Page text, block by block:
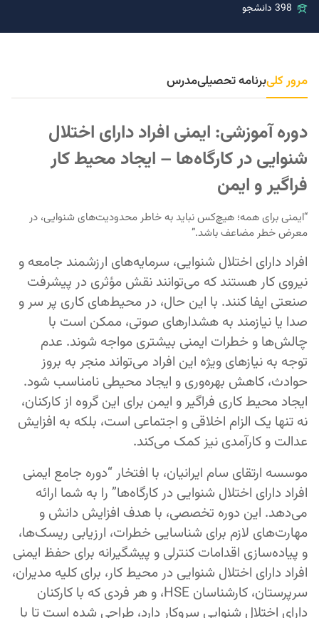
398 دانشجو
مرور کلیبرنامه تحصیلیمدرس
دوره آموزشی: ایمنی افراد دارای اختلال
شنوایی در کارگاه‌ها – ایجاد محیط کار
فراگیر و ایمن
“ایمنی برای همه؛ هیچ‌کس نباید به خاطر محدودیت‌های شنوایی، در
معرض خطر مضاعف باشد.”
افراد دارای اختلال شنوایی، سرمایه‌های ارزشمند جامعه و
نیروی کار هستند که می‌توانند نقش مؤثری در پیشرفت
صنعتی ایفا کنند. با این حال، در محیط‌های کاری پر سر و
صدا یا نیازمند به هشدارهای صوتی، ممکن است با
چالش‌ها و خطرات ایمنی بیشتری مواجه شوند. عدم
توجه به نیازهای ویژه این افراد می‌تواند منجر به بروز
حوادث، کاهش بهره‌وری و ایجاد محیطی نامناسب شود.
ایجاد محیط کاری فراگیر و ایمن برای این گروه از کارکنان،
نه تنها یک الزام اخلاقی و اجتماعی است، بلکه به افزایش
عدالت و کارآمدی نیز کمک می‌کند.
موسسه ارتقای سام ایرانیان، با افتخار “دوره جامع ایمنی
افراد دارای اختلال شنوایی در کارگاه‌ها” را به شما ارائه
می‌دهد. این دوره تخصصی، با هدف افزایش دانش و
مهارت‌های لازم برای شناسایی خطرات، ارزیابی ریسک‌ها،
و پیاده‌سازی اقدامات کنترلی و پیشگیرانه برای حفظ ایمنی
افراد دارای اختلال شنوایی در محیط کار، برای کلیه مدیران،
سرپرستان، کارشناسان HSE، و هر فردی که با کارکنان
دارای اختلال شنوایی سروکار دارد، طراحی شده است تا با